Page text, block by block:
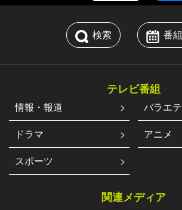
検索 番
テレビ番組
情報・報道
バラエ
ドラマ
アニメ
スポーツ
関連メディア